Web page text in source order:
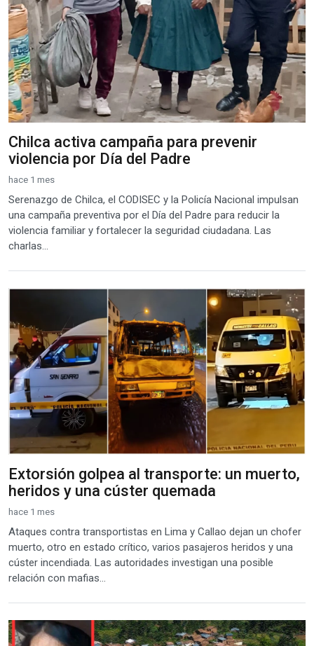
Chilca activa campaña para prevenir
violencia por Día del Padre
hace 1 mes
Serenazgo de Chilca, el CODISEC y la Policía Nacional impulsan
una campaña preventiva por el Día del Padre para reducir la
violencia familiar y fortalecer la seguridad ciudadana. Las
charlas...
Extorsión golpea al transporte: un muerto,
heridos y una cúster quemada
hace 1 mes
Ataques contra transportistas en Lima y Callao dejan un chofer
muerto, otro en estado crítico, varios pasajeros heridos y una
cúster incendiada. Las autoridades investigan una posible
relación con mafias...